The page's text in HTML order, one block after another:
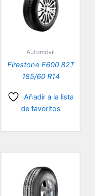
Automóvil
Firestone F600 82T
185/60 R14
Añadir a la lista
de favoritos